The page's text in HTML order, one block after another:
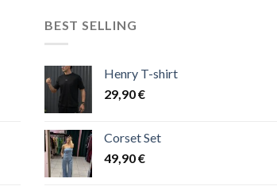
BEST SELLING
Henry T-shirt
29,90€
Corset Set
49,90€